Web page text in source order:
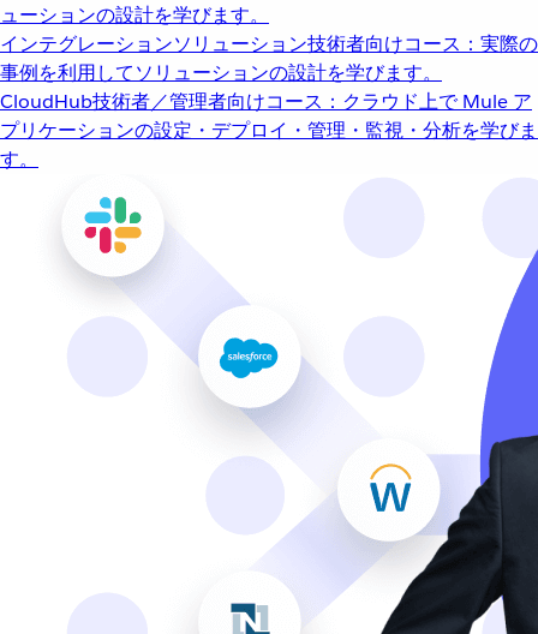
ューションの設計を学びます。
インテグレーションソリューション技術者向けコース：実際の
事例を利用してソリューションの設計を学びます。
CloudHub技術者／管理者向けコース：クラウド上で Mule ア
プリケーションの設定・デプロイ・管理・監視・分析を学びま
す。